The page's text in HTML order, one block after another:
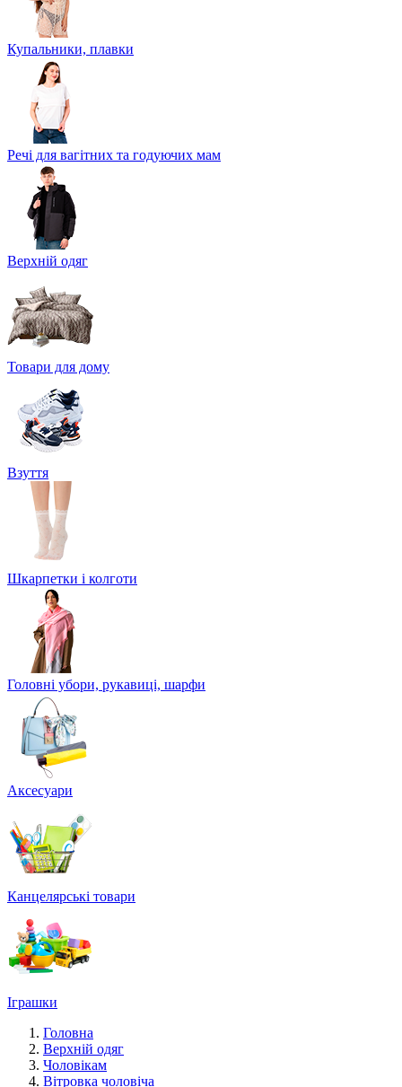
Купальники, плавки
Речі для вагітних та годуючих мам
Верхній одяг
Товари для дому
Взуття
Шкарпетки і колготи
Головні убори, рукавиці, шарфи
Аксесуари
Канцелярські товари
Іграшки
Головна
Верхній одяг
Чоловікам
Вітровка чоловіча